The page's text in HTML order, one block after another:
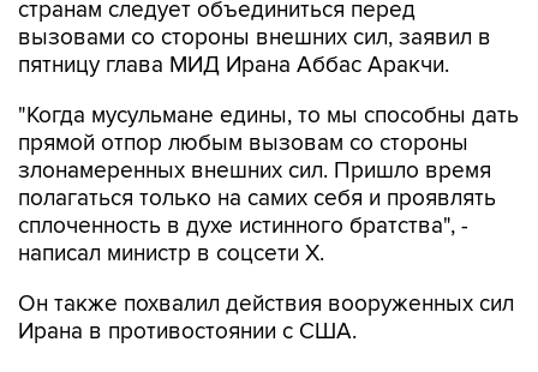
пятницу глава МИД Ирана Аббас Аракчи.
"Когда мусульмане едины, то мы способны дать
злонамеренных внешних сил. Пришло время
полагаться только на самих себя и проявлять
сплоченность в духе истинного братства", -
написал министр в соцсети Х.
Он также похвалил действия вооруженных сил
"Мощные вооруженные силы Ирана